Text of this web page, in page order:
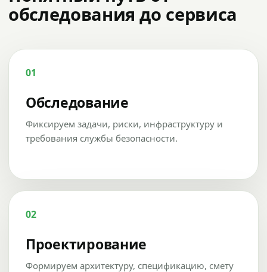
обследования до сервиса
01
Обследование
Фиксируем задачи, риски, инфраструктуру и
требования службы безопасности.
02
Проектирование
Формируем архитектуру, спецификацию, смету